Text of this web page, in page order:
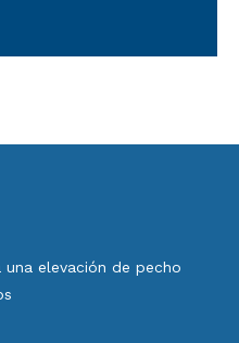
elevación de pecho